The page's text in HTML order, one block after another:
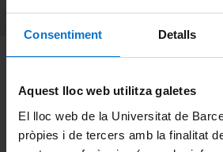
Consentiment Detalls
Aquest lloc web utilitza galetes
El lloc web de la Universitat de
pròpies i de tercers amb la finalitat
IN2UB
Research